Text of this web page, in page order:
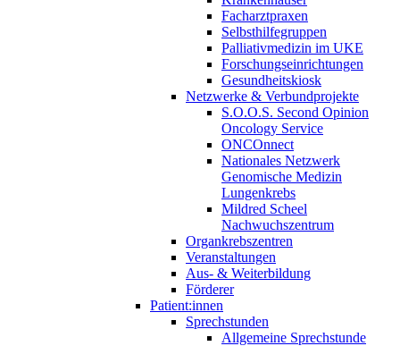
Facharztpraxen
Selbsthilfegruppen
Palliativmedizin im UKE
Forschungseinrichtungen
Gesundheitskiosk
Netzwerke & Verbundprojekte
S.O.O.S. Second Opinion
Oncology Service
ONCOnnect
Nationales Netzwerk
Genomische Medizin
Lungenkrebs
Mildred Scheel
Nachwuchszentrum
Organkrebszentren
Veranstaltungen
Aus- & Weiterbildung
Förderer
Patient:innen
Sprechstunden
Allgemeine Sprechstunde